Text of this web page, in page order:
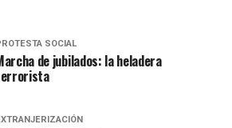
SOCIAL
de jubilados: la heladera